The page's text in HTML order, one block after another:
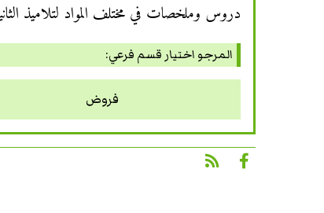
دروس وملخصات في مختلف المواد لتلاميذ
المرجو اختيار قسم فرعي:
فروض